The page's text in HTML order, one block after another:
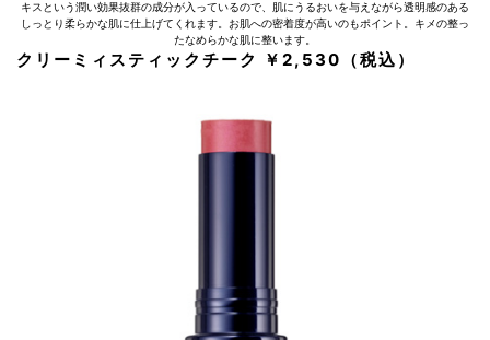
キスという潤い効果抜群の成分が入っているので、肌にうるおいを与えながら透明感のある
しっとり柔らかな肌に仕上げてくれます。お肌への密着度が高いのもポイント。キメの整っ
たなめらかな肌に整います。
クリーミィスティックチーク ￥2,530（税込）